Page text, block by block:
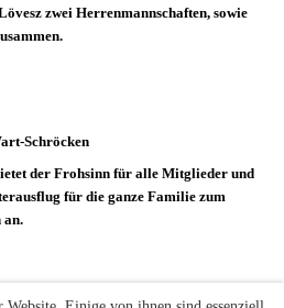
zwei Herrenmannschaften, sowie
Schröcken
der Frohsinn für alle Mitglieder und
für die ganze Familie zum
an.